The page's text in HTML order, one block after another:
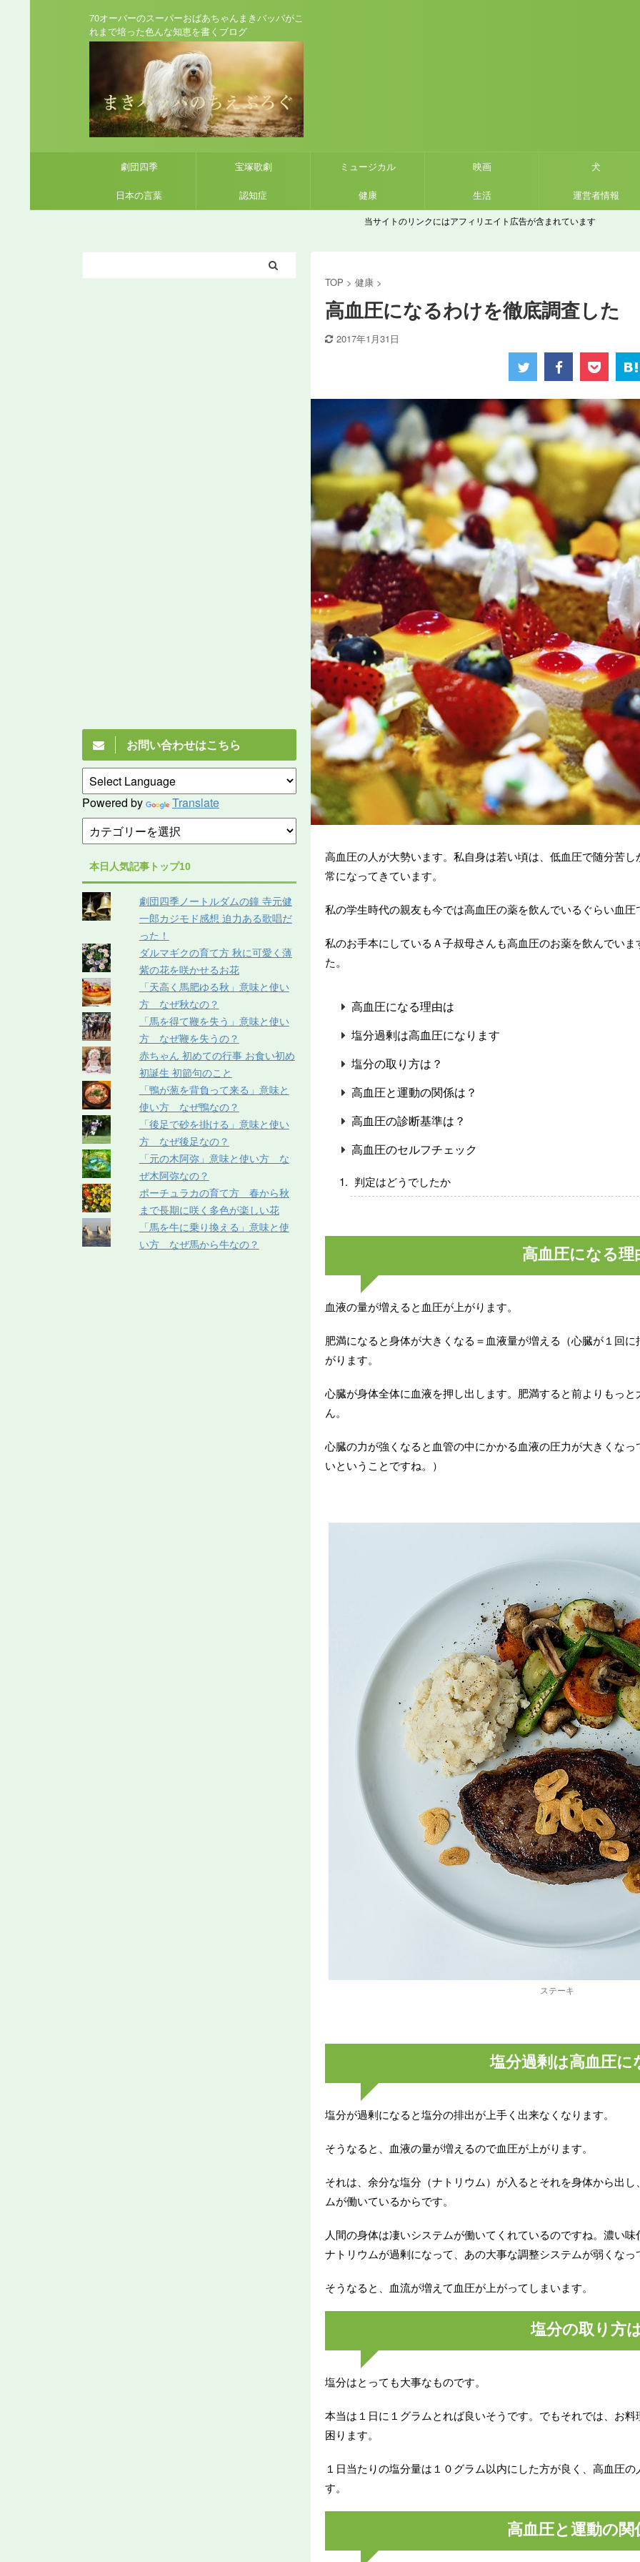
70オーバーのスーパーおばあちゃんまきバッパがこ
れまで培った色んな知恵を書くブログ
劇団四季 宝塚歌劇 ミュージカル 映画 犬
日本の言葉 認知症 健康 生活 運営者情報
当サイトのリンクにはアフィリエイト広告が含まれています
TOP > 健康 >
高血圧になるわけを徹底調査した
2017年1月31日
高血圧の人が大勢います。私自身は若い頃は、低血圧で随分苦
常になってきています。
私の学生時代の親友も今では高血圧の薬を飲んでいるぐらい血
私のお手本にしているＡ子叔母さんも高血圧のお薬を飲んでい
た。
高血圧になる理由は
塩分過剰は高血圧になります
塩分の取り方は？
高血圧と運動の関係は？
高血圧の診断基準は？
高血圧のセルフチェック
判定はどうでしたか
高血圧になる理
血液の量が増えると血圧が上がります。
肥満になると身体が大きくなる＝血液量が増える（心臓が１回
がります。
心臓が身体全体に血液を押し出します。肥満すると前よりもっ
ん。
心臓の力が強くなると血管の中にかかる血液の圧力が大きくな
いということですね。）
ステーキ
塩分過剰は高血圧に
塩分が過剰になると塩分の排出が上手く出来なくなります。
そうなると、血液の量が増えるので血圧が上がります。
それは、余分な塩分（ナトリウム）が入るとそれを身体から出
ムが働いているからです。
人間の身体は凄いシステムが働いてくれているのですね。濃い
ナトリウムが過剰になって、あの大事な調整システムが弱くな
そうなると、血流が増えて血圧が上がってしまいます。
塩分の取り方
塩分はとっても大事なものです。
本当は１日に１グラムとれば良いそうです。でもそれでは、お
困ります。
１日当たりの塩分量は１０グラム以内にした方が良く、高血圧
す。
高血圧と運動の関
お問い合わせはこちら
Powered by Translate
本日人気記事トップ10
劇団四季ノートルダムの鐘 寺元健
一郎カジモド感想 迫力ある歌唱だ
った！
ダルマギクの育て方 秋に可愛く薄
紫の花を咲かせるお花
「天高く馬肥ゆる秋」意味と使い
方 なぜ秋なの？
「馬を得て鞭を失う」意味と使い
方 なぜ鞭を失うの？
赤ちゃん 初めての行事 お食い初め
初誕生 初節句のこと
「鴨が葱を背負って来る」意味と
使い方 なぜ鴨なの？
「後足で砂を掛ける」意味と使い
方 なぜ後足なの？
「元の木阿弥」意味と使い方 な
ぜ木阿弥なの？
ポーチュラカの育て方 春から秋
まで長期に咲く多色が楽しい花
「馬を牛に乗り換える」意味と使
い方 なぜ馬から牛なの？